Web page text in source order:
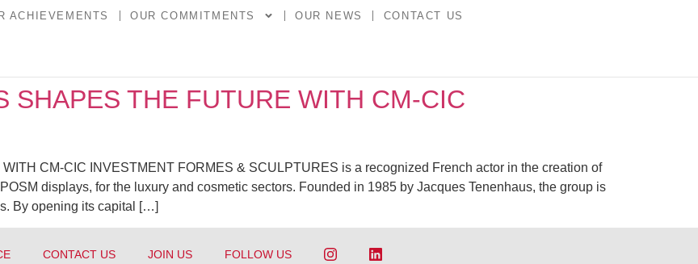
ACHIEVEMENTS OUR COMMITMENTS OUR NEWS CONTACT US
SHAPES THE FUTURE WITH CM-CIC
CM-CIC INVESTMENT FORMES & SCULPTURES is a recognized French actor in the creation of
displays, for the luxury and cosmetic sectors. Founded in 1985 by Jacques Tenenhaus, the group is
By opening its capital […]
CONTACT US JOIN US
FOLLOW US